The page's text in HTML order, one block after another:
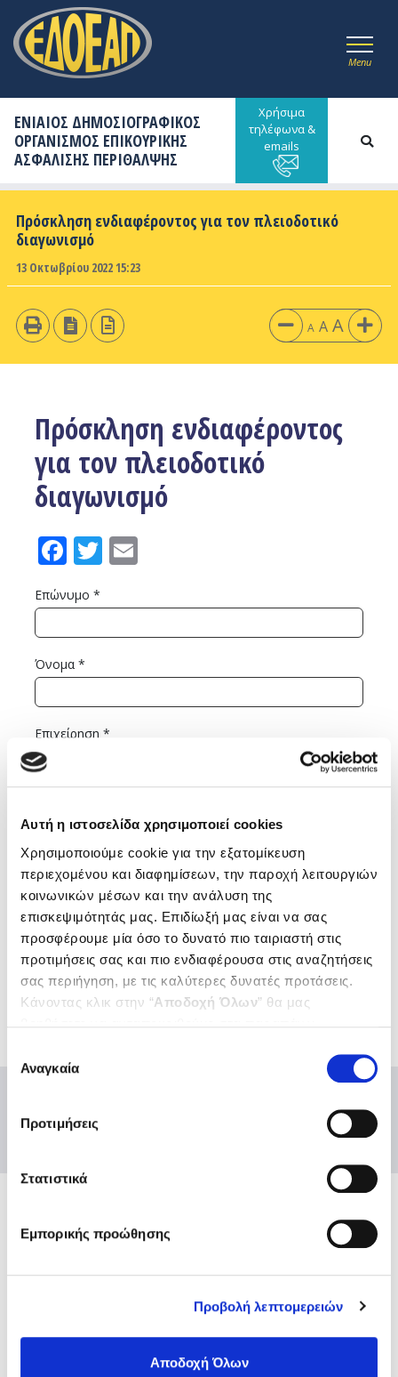
Αυτή η ιστοσελίδα χρησιμοποιεί cookies
Χρησιμοποιούμε cookie για την εξατομίκευση
περιεχομένου και διαφημίσεων, την παροχή λειτουργιών
κοινωνικών μέσων και την ανάλυση της
επισκεψιμότητάς μας. Επιδίωξή μας είναι να σας
προσφέρουμε μία όσο το δυνατό πιο ταιριαστή στις
προτιμήσεις σας και πιο ενδιαφέρουσα στις αναζητήσεις
σας περιήγηση, με τις καλύτερες δυνατές προτάσεις.
Κάνοντας κλικ στην “Αποδοχή Όλων” θα μας
ενδιαφέρουν και να επιλέξετε από τα παρακάτω με την
”. Μπορείτε να ενημερωθείτε
. Όπως και
στην “Προβολή λεπτομερειών”.
συγκατάθεσης
Αναγκαία
Προτιμήσεις
Στατιστικά
Εμπορικής προώθησης
Προβολή λεπτομερειών
Αποδοχή Όλων
Menu
ΕΝΙΑΙΟΣ ΔΗΜΟΣΙΟΓΡΑΦΙΚΟΣ
ΟΡΓΑΝΙΣΜΟΣ ΕΠΙΚΟΥΡΙΚΗΣ
ΑΣΦΑΛΙΣΗΣ ΠΕΡΙΘΑΛΨΗΣ
Χρήσιμα
τηλέφωνα &
emails
Πρόσκληση ενδιαφέροντος για τον πλειοδοτικό
διαγωνισμό
13 Οκτωβρίου 2022 15:23
A A A
Πρόσκληση ενδιαφέροντος
για τον πλειοδοτικό
διαγωνισμό
Facebook
Twitter
Επώνυμο *
Όνομα *
Επιχείρηση *
Προσφερόμενο τίμημα *
Ενώσεις και Ομοσπονδίες